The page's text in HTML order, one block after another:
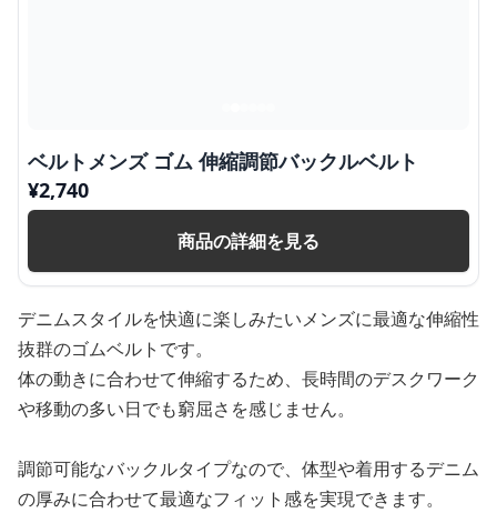
ベルトメンズ ゴム 伸縮調節バックルベルト
¥2,740
商品の詳細を見る
デニムスタイルを快適に楽しみたいメンズに最適な伸縮性
抜群のゴムベルトです。
体の動きに合わせて伸縮するため、長時間のデスクワーク
や移動の多い日でも窮屈さを感じません。
調節可能なバックルタイプなので、体型や着用するデニム
の厚みに合わせて最適なフィット感を実現できます。